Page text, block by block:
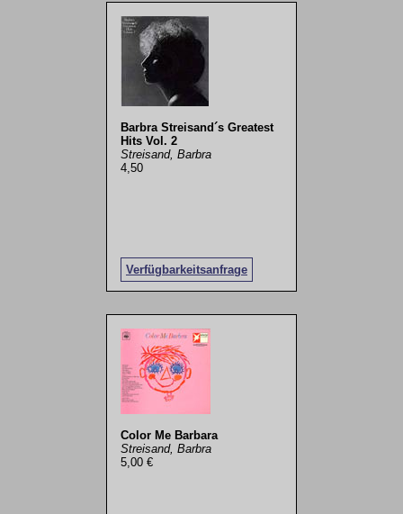
Barbra Streisand´s Greatest
Hits Vol. 2
Streisand, Barbra
4,50
Verfügbarkeitsanfrage
Color Me Barbara
Streisand, Barbra
5,00 €